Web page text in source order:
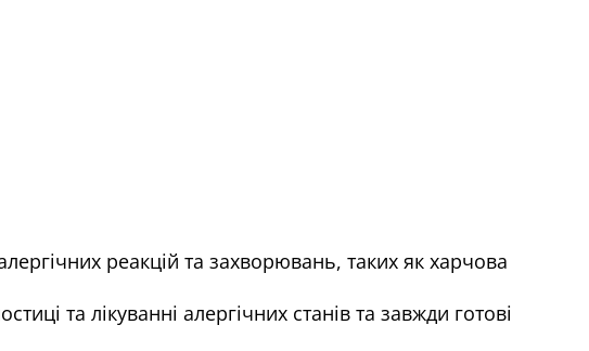
реакцій та захворювань, таких як харчова
та лікуванні алергічних станів та завжди готові